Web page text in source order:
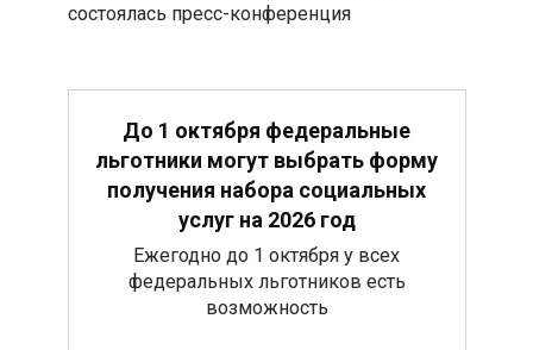
состоялась пресс-конференция
До 1 октября федеральные
льготники могут выбрать форму
получения набора социальных
услуг на 2026 год
Ежегодно до 1 октября у всех
федеральных льготников есть
возможность